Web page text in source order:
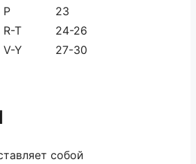
P
23
R-T
24-26
V-Y 27-30
собой